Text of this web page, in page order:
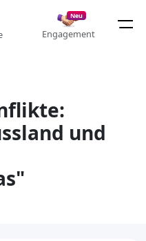
Neu
Engagement
und